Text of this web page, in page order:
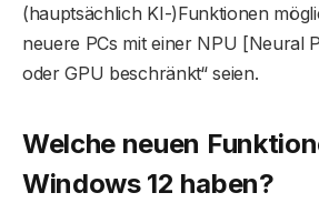
(hauptsächlich KI-)Funktionen
neuere PCs mit einer NPU [Neural
oder GPU beschränkt“ seien.
Welche neuen
Windows 12 haben?